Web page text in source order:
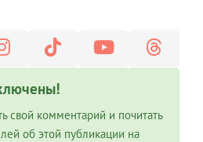
свой комментарий и почитать
об этой публикации на